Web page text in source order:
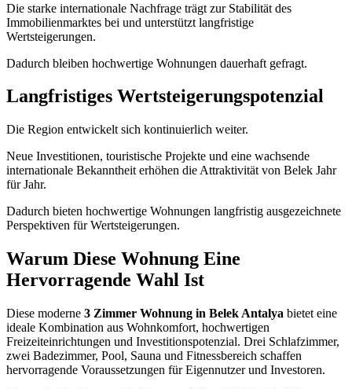
Die starke internationale Nachfrage trägt zur Stabilität des
Immobilienmarktes bei und unterstützt langfristige
Wertsteigerungen.
Dadurch bleiben hochwertige Wohnungen dauerhaft gefragt.
Langfristiges Wertsteigerungspotenzial
Die Region entwickelt sich kontinuierlich weiter.
Neue Investitionen, touristische Projekte und eine wachsende
internationale Bekanntheit erhöhen die Attraktivität von Belek Jahr
für Jahr.
Dadurch bieten hochwertige Wohnungen langfristig ausgezeichnete
Perspektiven für Wertsteigerungen.
Warum Diese Wohnung Eine
Hervorragende Wahl Ist
Diese moderne 3 Zimmer Wohnung in Belek Antalya bietet eine
ideale Kombination aus Wohnkomfort, hochwertigen
Freizeiteinrichtungen und Investitionspotenzial. Drei Schlafzimmer,
zwei Badezimmer, Pool, Sauna und Fitnessbereich schaffen
hervorragende Voraussetzungen für Eigennutzer und Investoren.